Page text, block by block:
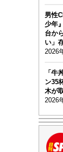
男性
少年
台か
い」
2026
「牛
ン35
木が
2026